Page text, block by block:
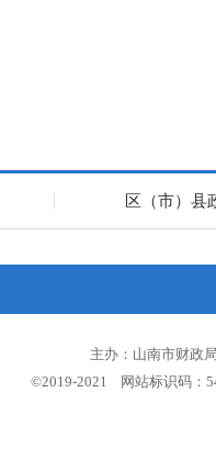
区（市）县
主办：山南市财政
©2019-2021 网站标识码：